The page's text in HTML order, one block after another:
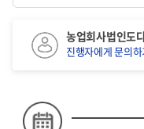
농업회사법인도
진행자에게 문의하